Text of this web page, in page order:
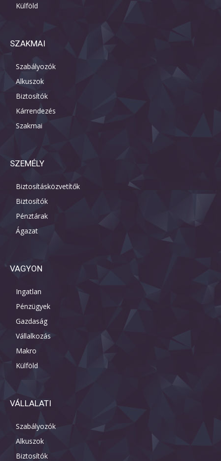
Külföld
SZAKMAI
Szabályozók
Alkuszok
Biztosítók
Kárrendezés
Szakmai
SZEMÉLY
Biztosításközvetítők
Biztosítók
Pénztárak
Ágazat
VAGYON
Ingatlan
Pénzügyek
Gazdaság
Vállalkozás
Makro
Külföld
VÁLLALATI
Szabályozók
Alkuszok
Biztosítók